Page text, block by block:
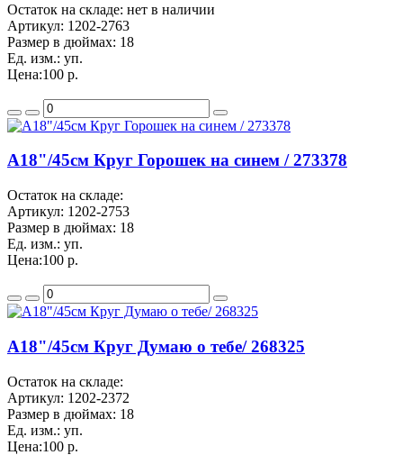
Остаток на складе: нет в наличии
Артикул: 1202-2763
Размер в дюймах: 18
Ед. изм.: уп.
Цена:100 р.
A18"/45см Круг Горошек на синем / 273378
Остаток на складе:
Артикул: 1202-2753
Размер в дюймах: 18
Ед. изм.: уп.
Цена:100 р.
A18"/45см Круг Думаю о тебе/ 268325
Остаток на складе:
Артикул: 1202-2372
Размер в дюймах: 18
Ед. изм.: уп.
Цена:100 р.